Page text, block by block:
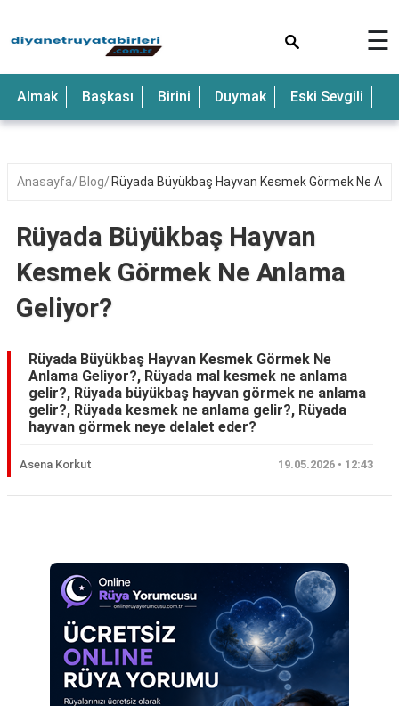
Anne
Bebek
Çocuk
Deniz
Düğün
Erkek
Eski
Gelin
Hamile
☰
Almak Başkası Birini Duymak Eski Sevgili
Anasayfa Blog Rüyada Büyükbaş Hayvan Kesmek Görmek Ne
Rüyada Büyükbaş Hayvan
Kesmek Görmek Ne Anlama
Geliyor?
Rüyada Büyükbaş Hayvan Kesmek Görmek Ne
Anlama Geliyor?, Rüyada mal kesmek ne anlama
gelir?, Rüyada büyükbaş hayvan görmek ne anlama
gelir?, Rüyada kesmek ne anlama gelir?, Rüyada
hayvan görmek neye delalet eder?
Asena Korkut 19.05.2026 • 12:43